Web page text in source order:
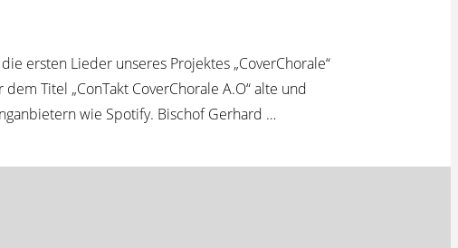
ersten Lieder unseres Projektes „CoverChorale“
Titel „ConTakt CoverChorale A.O“ alte und
wie Spotify. Bischof Gerhard …